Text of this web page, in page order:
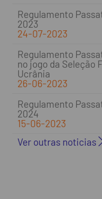
Regulamento
2023
24-07-2023
Regulamento
no jogo da Seleção
Ucrânia
26-06-2023
Regulamento
2024
15-06-2023
Ver outras noticias